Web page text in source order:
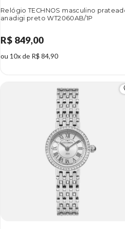
Relógio TECHNOS masculino
anadigi preto WT2060AB/1P
R$ 849,00
ou 10x de R$ 84,90